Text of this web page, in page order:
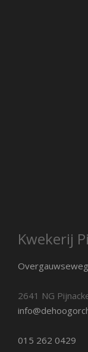
Kwekerij
2641 NG
015 262 0429